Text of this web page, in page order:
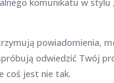
komunikatu w
powiadomienia,
odwiedzić Twój
coś jest nie tak.